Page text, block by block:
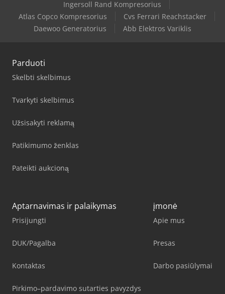
Ingersoll Rand Kompresorius
Atlas Copco Kompresorius
Cvs Ferrari Reachstacker
Daewoo Generatorius
Abb Elektros Variklis
Parduoti
Skelbti skelbimus
Tvarkyti skelbimus
Užsisakyti reklamą
Patikimumo ženklas
Pateikti aukcioną
Aptarnavimas ir palaikymas
Prisijungti
DUK/Pagalba
Kontaktas
Pirkimo–pardavimo sutarties pavyzdys
įmonė
Apie mus
Presas
Darbo pasiūlymai